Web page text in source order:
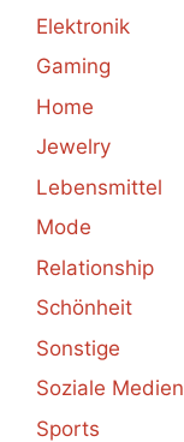
Elektronik
Gaming
Home
Jewelry
Lebensmittel
Mode
Relationship
Schönheit
Sonstige
Soziale Medien
Sports